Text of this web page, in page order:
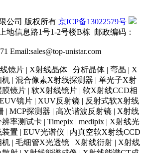
公司 版权所有 京ICP备13022579号
地信息路1号1-2号楼B栋 邮政编码：
Email:sales@top-unistar.com
镜片 | X射线晶体 |分析晶体 | 弯晶 | X
| 混合像素X射线探测器 | 单光子X射
镜片 | 软X射线镜片 | 软X射线CCD相
镜片 | XUV反射镜 | 反射式软X射线
| MCP探测器 | 高次谐波反射镜 | X射线
率测试卡 | Timepix | medipix | X射线光
置 | EUV光谱仪 | 内真空软X射线CCD
| 毛细管X光透镜 | X射线衍射 | X射线